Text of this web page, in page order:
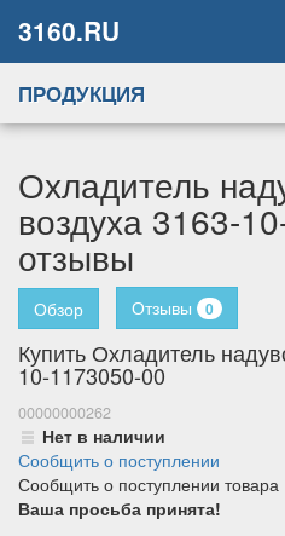
3160.RU
ПРОДУКЦИЯ
Охладитель
воздуха 3163-
отзывы
Обзор Отзывы 0
Купить Охладитель
10-1173050-00
00000000262
Нет в наличии
Сообщить о поступлении
Сообщить о поступлении товара
Ваша просьба принята!